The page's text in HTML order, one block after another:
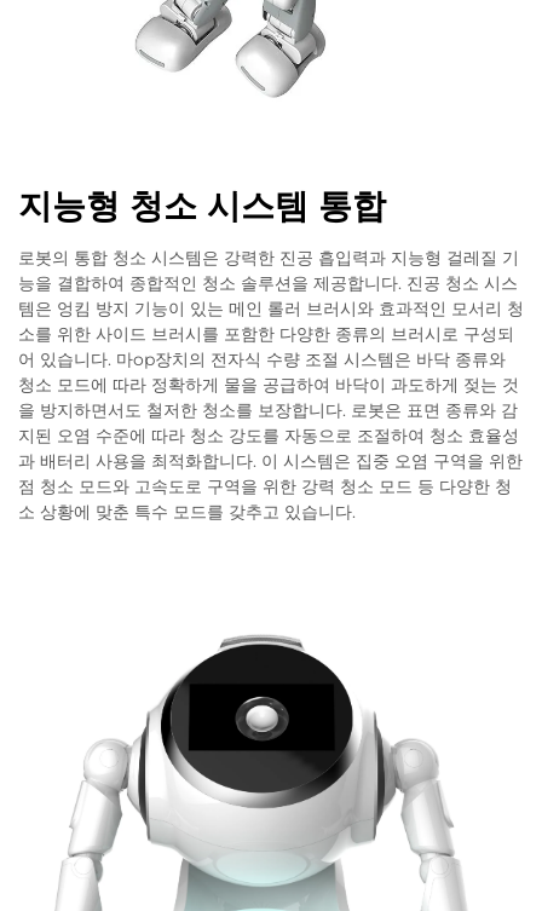
지능형 청소 시스템 통합
로봇의 통합 청소 시스템은 강력한 진공 흡입력과 지능형 걸레질 기
능을 결합하여 종합적인 청소 솔루션을 제공합니다. 진공 청소 시스
템은 엉킴 방지 기능이 있는 메인 롤러 브러시와 효과적인 모서리 청
소를 위한 사이드 브러시를 포함한 다양한 종류의 브러시로 구성되
어 있습니다. 마op장치의 전자식 수량 조절 시스템은 바닥 종류와
청소 모드에 따라 정확하게 물을 공급하여 바닥이 과도하게 젖는 것
을 방지하면서도 철저한 청소를 보장합니다. 로봇은 표면 종류와 감
지된 오염 수준에 따라 청소 강도를 자동으로 조절하여 청소 효율성
과 배터리 사용을 최적화합니다. 이 시스템은 집중 오염 구역을 위한
점 청소 모드와 고속도로 구역을 위한 강력 청소 모드 등 다양한 청
소 상황에 맞춘 특수 모드를 갖추고 있습니다.